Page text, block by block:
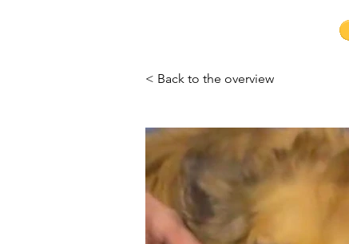
< Back to the overview